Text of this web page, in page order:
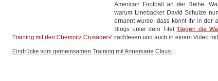
American Football an der Reihe.
warum Linebacker David Schulze
ernannt wurde, dass könnt Ihr in der
Blogs unter dem Titel 'Gegen die
Training mit den Chemnitz Crusaders' nachlesen und auch in einem Video
Eindrücke vom gemeinsamen Training mit Annemarie Claus: